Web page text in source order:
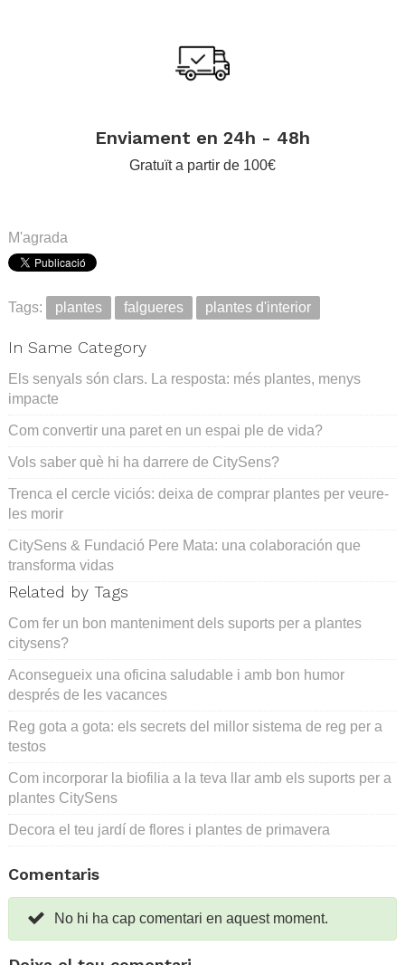
Enviament en 24h - 48h
Gratuït a partir de 100€
M'agrada
Tags: plantes falgueres plantes d'interior
In Same Category
Els senyals són clars. La resposta: més plantes, menys
impacte
Com convertir una paret en un espai ple de vida?
Vols saber què hi ha darrere de CitySens?
Trenca el cercle viciós: deixa de comprar plantes per veure-
les morir
CitySens & Fundació Pere Mata: una colaboración que
transforma vidas
Related by Tags
Com fer un bon manteniment dels suports per a plantes
citysens?
Aconsegueix una oficina saludable i amb bon humor
després de les vacances
Reg gota a gota: els secrets del millor sistema de reg per a
testos
Com incorporar la biofilia a la teva llar amb els suports per a
plantes CitySens
Decora el teu jardí de flores i plantes de primavera
Comentaris
No hi ha cap comentari en aquest moment.